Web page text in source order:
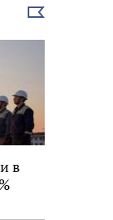
Выбрать
в